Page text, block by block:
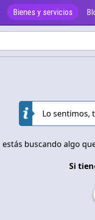
Bienes y servicios
Lo sentimos,
estás buscando algo
Si